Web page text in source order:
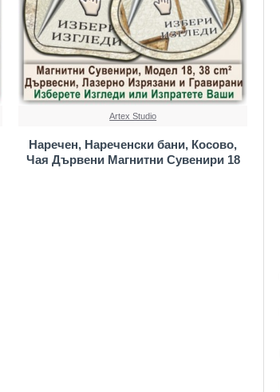
Artex Studio
Наречен, Нареченски бани, Косово,
Чая Дървени Магнитни Сувенири 18